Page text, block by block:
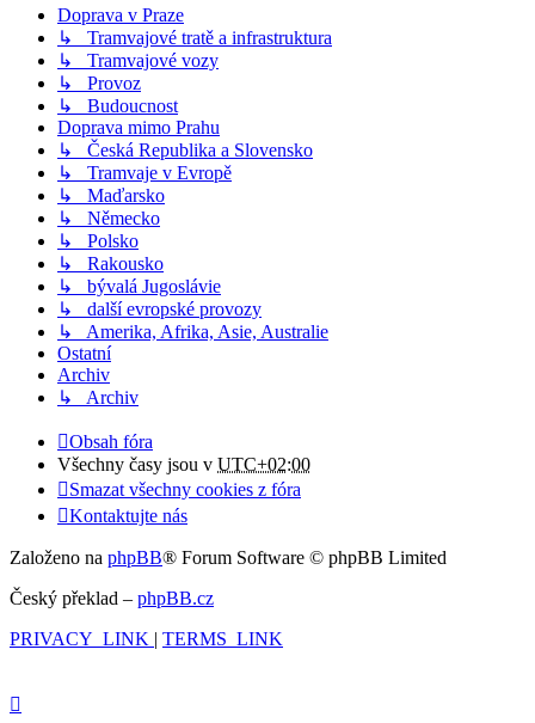
Doprava v Praze
↳ Tramvajové tratě a infrastruktura
↳ Tramvajové vozy
↳ Provoz
↳ Budoucnost
Doprava mimo Prahu
↳ Česká Republika a Slovensko
↳ Tramvaje v Evropě
↳ Maďarsko
↳ Německo
↳ Polsko
↳ Rakousko
↳ bývalá Jugoslávie
↳ další evropské provozy
↳ Amerika, Afrika, Asie, Australie
Ostatní
Archiv
↳ Archiv
Obsah fóra
Všechny časy jsou v UTC+02:00
Smazat všechny cookies z fóra
Kontaktujte nás
Založeno na phpBB® Forum Software © phpBB Limited
Český překlad – phpBB.cz
PRIVACY_LINK | TERMS_LINK